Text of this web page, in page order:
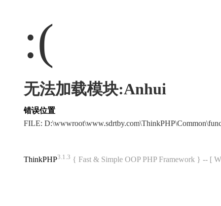
:(
无法加载模块:Anhui
错误位置
FILE:
ThinkPHP3.1.3 { Fast & Simple OOP PHP Framework } -- [